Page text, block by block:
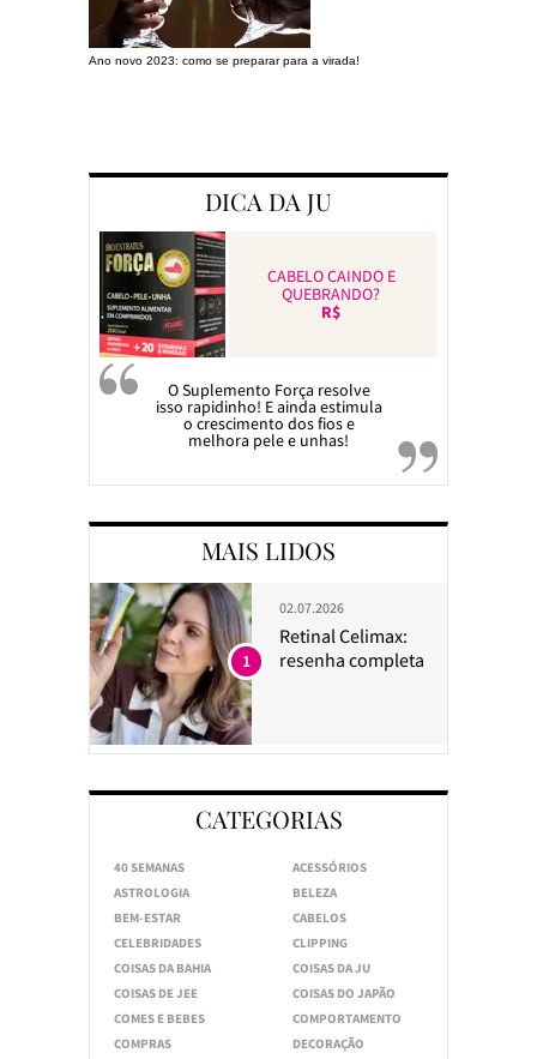
Ano novo 2023: como se preparar para a virada!
DICA DA JU
CABELO CAINDO E
QUEBRANDO?
R$
O Suplemento Força resolve
isso rapidinho! E ainda estimula
o crescimento dos fios e
melhora pele e unhas!
MAIS LIDOS
02.07.2026
Retinal Celimax:
resenha completa
1
CATEGORIAS
40 SEMANAS
ACESSÓRIOS
ASTROLOGIA
BELEZA
BEM-ESTAR
CABELOS
CELEBRIDADES
CLIPPING
COISAS DA BAHIA
COISAS DA JU
COISAS DE JEE
COISAS DO JAPÃO
COMES E BEBES
COMPORTAMENTO
COMPRAS
DECORAÇÃO